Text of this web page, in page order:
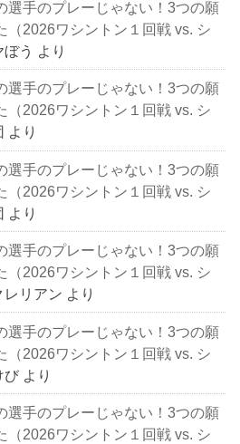
選手のプレーじゃない！3つの願
（2026ワシントン１回戦 vs. シ
ぼう より
選手のプレーじゃない！3つの願
（2026ワシントン１回戦 vs. シ
より
選手のプレーじゃない！3つの願
（2026ワシントン１回戦 vs. シ
より
選手のプレーじゃない！3つの願
（2026ワシントン１回戦 vs. シ
レリアン より
選手のプレーじゃない！3つの願
（2026ワシントン１回戦 vs. シ
び より
選手のプレーじゃない！3つの願
（2026ワシントン１回戦 vs. シ